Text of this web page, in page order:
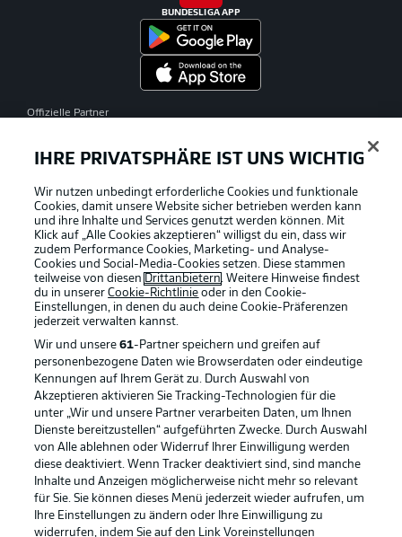
BUNDESLIGA APP
Offizielle Partner
Rechtliche Hinweise Voreinstellungen verwalten
Datenschutz Nutzungsbedingungen
Kontakt Jobs
Impressum Partner
IHRE PRIVATSPHÄRE IST UNS WICHTIG
Wir nutzen unbedingt erforderliche Cookies und funktionale
Cookies, damit unsere Website sicher betrieben werden kann
und ihre Inhalte und Services genutzt werden können. Mit
Klick auf „Alle Cookies akzeptieren“ willigst du ein, dass wir
zudem Performance Cookies, Marketing- und Analyse-
Cookies und Social-Media-Cookies setzen. Diese stammen
teilweise von diesen Drittanbietern. Weitere Hinweise findest
du in unsererCookie-Richtlinie oder in den Cookie-
Einstellungen, in denen du auch deine Cookie-Präferenzen
jederzeit verwalten kannst.
Wir und unsere61-Partner speichern und greifen auf
personenbezogene Daten wie Browserdaten oder eindeutige
Kennungen auf Ihrem Gerät zu. Durch Auswahl von
Akzeptieren aktivieren Sie Tracking-Technologien für die
unter „Wir und unsere Partner verarbeiten Daten, um Ihnen
Dienste bereitzustellen“ aufgeführten Zwecke. Durch Auswahl
von Alle ablehnen oder Widerruf Ihrer Einwilligung werden
diese deaktiviert. Wenn Tracker deaktiviert sind, sind manche
Inhalte und Anzeigen möglicherweise nicht mehr so relevant
für Sie. Sie können dieses Menü jederzeit wieder aufrufen, um
Ihre Einstellungen zu ändern oder Ihre Einwilligung zu
widerrufen, indem Sie auf den Link Voreinstellungen